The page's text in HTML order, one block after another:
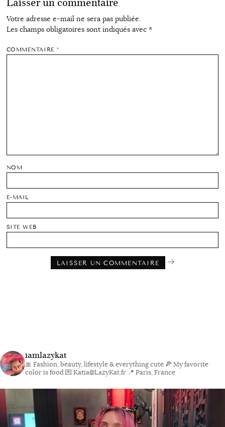
Laisser un commentaire
Votre adresse e-mail ne sera pas publiée.
Les champs obligatoires sont indiqués avec *
COMMENTAIRE*
NOM
E-MAIL
SITE WEB
iamlazykat
🎀 Fashion, beauty, lifestyle & everything cute 🍕 My favorite
color is food💌 Katia@LazyKat.fr 📍 Paris, France